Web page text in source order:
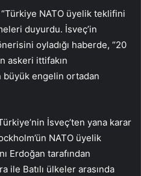
NATO üyelik teklifini
duyurdu. İsveç’in
oyladığı haberde, “20
askeri ittifakın
engelin ortadan
İsveç’ten yana karar
NATO üyelik
Erdoğan tarafından
ile Batılı ülkeler arasında